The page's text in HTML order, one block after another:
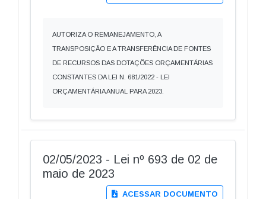
AUTORIZA O REMANEJAMENTO, A
TRANSPOSIÇÃO E A TRANSFERÊNCIA DE FONTES
DE RECURSOS DAS DOTAÇÕES ORÇAMENTÁRIAS
CONSTANTES DA LEI N. 681/2022 - LEI
ORÇAMENTÁRIA ANUAL PARA 2023.
02/05/2023 - Lei nº 693 de 02 de
maio de 2023
ACESSAR DOCUMENTO